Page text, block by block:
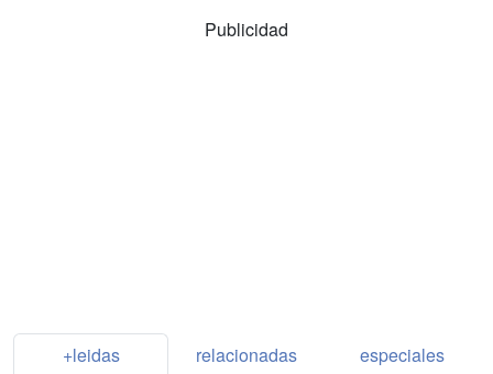
Publicidad
+leidas relacionadas
especiales